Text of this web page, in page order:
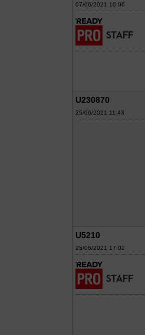
07/06/2021 10:06
U230870
25/06/2021 11:43
U5210
25/06/2021 17:02